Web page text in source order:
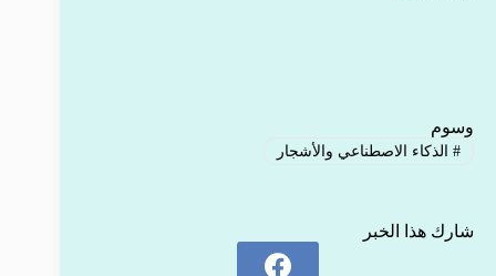
وسوم
#الذكاء الاصطناعي والأشجار
شارك هذا الخبر